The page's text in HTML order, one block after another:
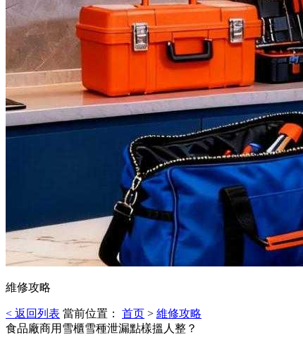
維修攻略
< 返回列表 當前位置： 首页 > 維修攻略
食品廠商用雪櫃雪種泄漏點樣搵人整？